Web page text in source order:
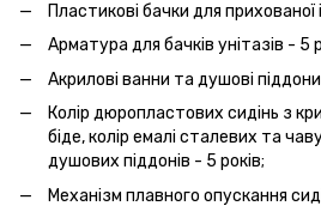
Пластикові бачки для прихованої
Арматура для бачків унітазів - 5
Акрилові ванни та душові
Колір дюропластових сидінь з
біде, колір емалі сталевих та
душових піддонів - 5 років;
Механізм плавного опускання